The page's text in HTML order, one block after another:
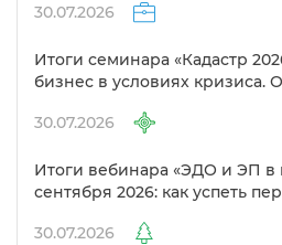
30.07.2026
Итоги семинара «Кадастр
изнес в условиях кризиса.
30.07.2026
Итоги вебинара «ЭДО и ЭП в
сентября 2026: как успеть
30.07.2026